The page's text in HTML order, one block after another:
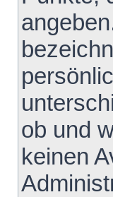
ob und
keinen